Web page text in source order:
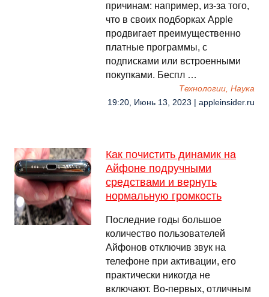
причинам: например, из-за того,
что в своих подборках Apple
продвигает преимущественно
платные программы, с
подписками или встроенными
покупками. Беспл …
Технологии, Наука
19:20, Июнь 13, 2023 | appleinsider.ru
Как почистить динамик на
Айфоне подручными
средствами и вернуть
нормальную громкость
Последние годы большое
количество пользователей
Айфонов отключив звук на
телефоне при активации, его
практически никогда не
включают. Во-первых, отличным